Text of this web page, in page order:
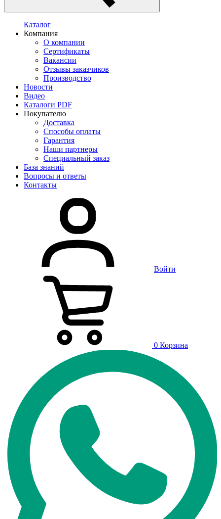
Каталог
Компания
О компании
Сертификаты
Вакансии
Отзывы заказчиков
Производство
Новости
Видео
Каталоги PDF
Покупателю
Доставка
Способы оплаты
Гарантия
Наши партнеры
Специальный заказ
База знаний
Вопросы и ответы
Контакты
Войти
0 Корзина